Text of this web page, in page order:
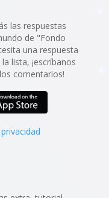
las respuestas
de "Fondo
una respuesta
lista, ¡escríbanos
comentarios!